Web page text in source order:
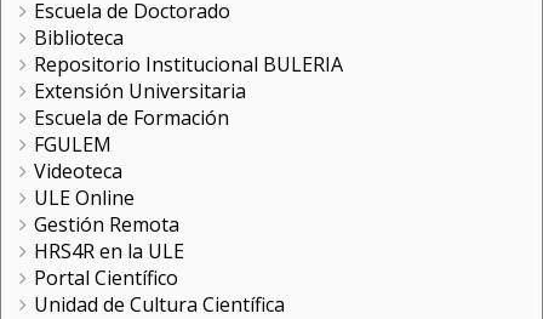
Escuela de Doctorado
Biblioteca
Repositorio Institucional BULERIA
Extensión Universitaria
Escuela de Formación
FGULEM
Videoteca
ULE Online
Gestión Remota
HRS4R en la ULE
Portal Científico
Unidad de Cultura Científica